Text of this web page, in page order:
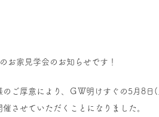
お家見学会のお知らせです！
のご厚意により、ＧＷ明けすぐの5月8
催させていただくことになりました。